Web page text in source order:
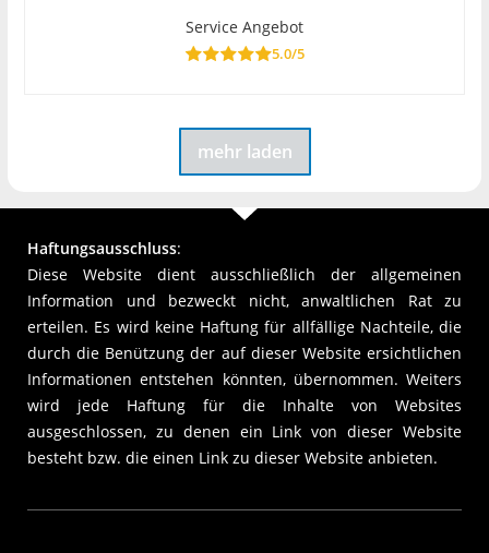
Service Angebot
5.0/5
mehr laden
Haftungsausschluss:
Diese Website dient ausschließlich der allgemeinen
Information und bezweckt nicht, anwaltlichen Rat zu
erteilen. Es wird keine Haftung für allfällige Nachteile, die
durch die Benützung der auf dieser Website ersichtlichen
Informationen entstehen könnten, übernommen. Weiters
wird jede Haftung für die Inhalte von Websites
ausgeschlossen, zu denen ein Link von dieser Website
besteht bzw. die einen Link zu dieser Website anbieten.